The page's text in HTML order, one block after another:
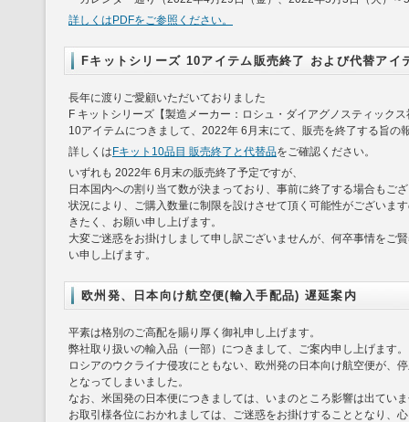
詳しくはPDFをご参照ください。
Fキットシリーズ 10アイテム販売終了 および代替アイ
長年に渡りご愛顧いただいておりました
F キットシリーズ【製造メーカー：ロシュ・ダイアグノスティックス
10アイテムにつきまして、2022年 6月末にて、販売を終了する旨の
詳しくは Fキット10品目 販売終了と代替品をご確認ください。
いずれも 2022年 6月末の販売終了予定ですが、
日本国内への割り当て数が決まっており、事前に終了する場合もご
状況により、ご購入数量に制限を設けさせて頂く可能性がございま
きたく、お願い申し上げます。
大変ご迷惑をお掛けしまして申し訳ございませんが、何卒事情をご
い申し上げます。
欧州発、日本向け航空便(輸入手配品) 遅延案内
平素は格別のご高配を賜り厚く御礼申し上げます。
弊社取り扱いの輸入品（一部）につきまして、ご案内申し上げます。
ロシアのウクライナ侵攻にともない、欧州発の日本向け航空便が、
となってしまいました。
なお、米国発の日本便につきましては、いまのところ影響は出てい
お取引様各位におかれましては、ご迷惑をお掛けすることとなり、